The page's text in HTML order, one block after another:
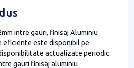
intre gauri, finisaj Aluminiu
eficiente este disponibil pe
actualizate periodic.
gauri finisaj aluminiu